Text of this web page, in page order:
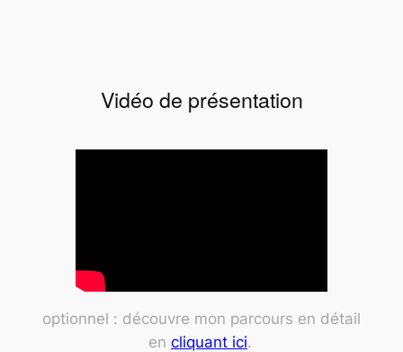
Vidéo de présentation
optionnel : découvre mon parcours en détail
en cliquant ici.